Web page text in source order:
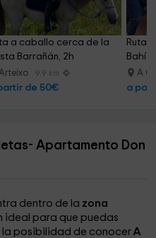
a caballo cerca de la
Barrañán, 2h
Arteixo 9.9 km
de 50€
Ruta
Bahía
A
a
Apartamento Don
dentro de la zona
ideal para que puedas
posibilidad de conocer A